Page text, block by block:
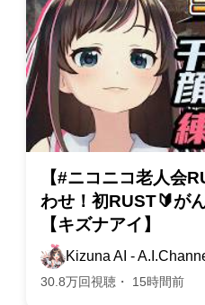
【#ニコニコ老人会
わせ！初RUST🔰が
【キズナアイ】
Kizuna AI -
30.8万回視聴・ 15時間前